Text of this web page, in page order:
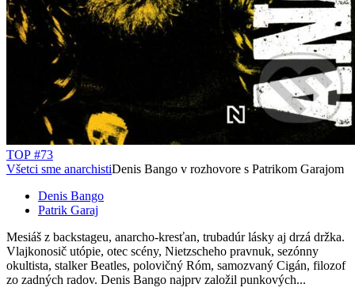
TOP #73
Všetci sme anarchistiDenis Bango v rozhovore s Patrikom Garajom
Denis Bango
Patrik Garaj
Mesiáš z backstageu, anarcho-kresťan, trubadúr lásky aj drzá držka.
Vlajkonosič utópie, otec scény, Nietzscheho pravnuk, sezónny
okultista, stalker Beatles, polovičný Róm, samozvaný Cigán, filozof
zo zadných radov. Denis Bango najprv založil punkových...